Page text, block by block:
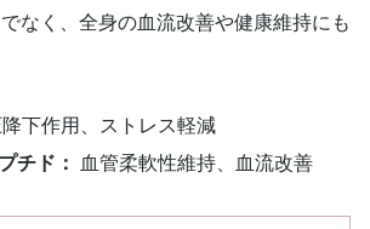
なく、全身の血流改善や健康維持にも
降下作用、ストレス軽減
チド：
血管柔軟性維持、血流改善